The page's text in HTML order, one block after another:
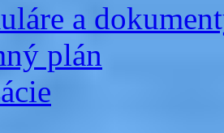
a
plán